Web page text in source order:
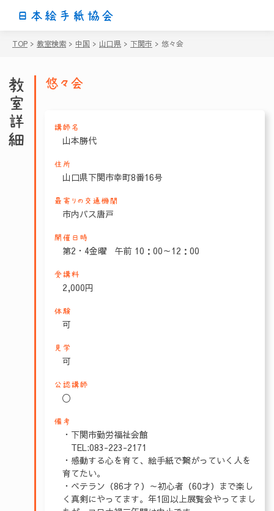
日本絵手紙協会
TOP > 教室検索 > 中国 > 山口県 > 下関市 > 悠々会
教室詳細 悠々会
講師名
山本勝代
住所
山口県下関市幸町8番16号
最寄りの交通機関
市内バス唐戸
開催日時
第2・4金曜 午前 10：00～12：00
受講料
2,000円
体験
可
見学
可
公認講師
〇
備考
・下関市勤労福祉会館
TEL:083-223-2171
・感動する心を育て、絵手紙で繋がっていく人を
育てたい。
・ベテラン（86才？）～初心者（60才）まで楽し
く真剣にやってます。年1回以上展覧会やってまし